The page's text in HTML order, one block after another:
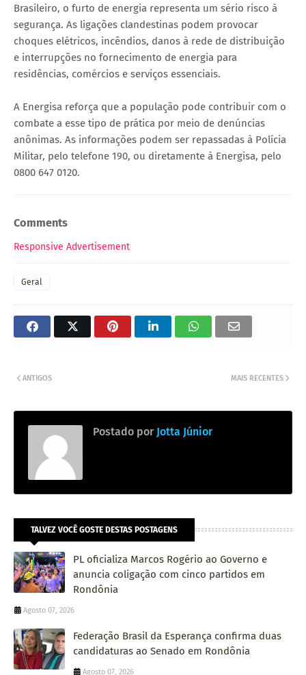
Brasileiro, o furto de energia representa um sério risco à
segurança. As ligações clandestinas podem provocar
choques elétricos, incêndios, danos à rede de distribuição
e interrupções no fornecimento de energia para
residências, comércios e serviços essenciais.
A Energisa reforça que a população pode contribuir com o
combate a esse tipo de prática por meio de denúncias
anônimas. As informações podem ser repassadas à Polícia
Militar, pelo telefone 190, ou diretamente à Energisa, pelo
0800 647 0120.
Comments
Responsive Advertisement
Geral
MAIS RECENTES
ANTIGOS
Postado por Jotta Júnior
TALVEZ VOCÊ GOSTE DESTAS POSTAGENS
PL oficializa Marcos Rogério ao Governo e
anuncia coligação com cinco partidos em
Rondônia
Agosto 07, 2026
Federação Brasil da Esperança confirma duas
candidaturas ao Senado em Rondônia
Agosto 07, 2026